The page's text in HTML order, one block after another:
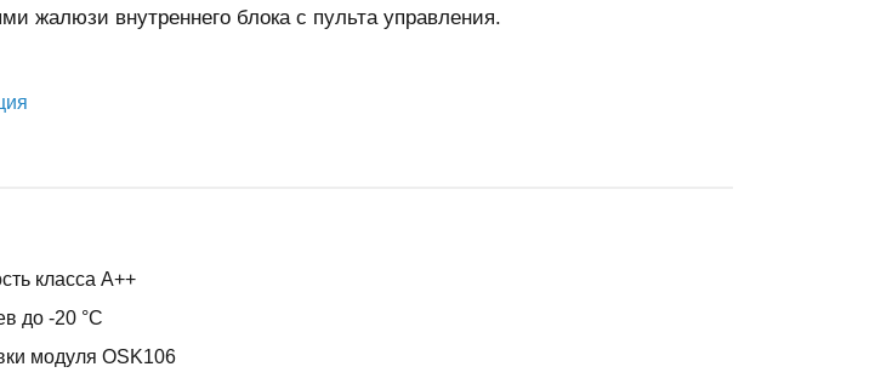
жалюзи внутреннего блока с пульта управления.
класса А++
до -20 °С
модуля OSK106